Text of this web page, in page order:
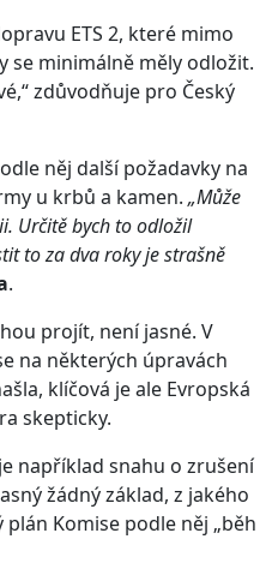
ETS 2, které mimo
se minimálně měly odložit.
zdůvodňuje pro Český
něj další požadavky na
u krbů a kamen. „Může
Určitě bych to odložil
to za dva roky je strašně
.
projít, není jasné. V
na některých úpravách
klíčová je ale Evropská
skepticky.
například snahu o zrušení
žádný základ, z jakého
Komise podle něj „běh